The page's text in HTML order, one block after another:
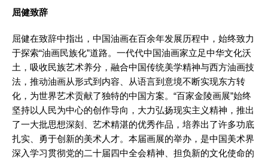
屈健致辞
屈健在致辞中指出，中国油画在百余年发展历程中，始终致力
于探索“油画民族化”道路。一代代中国油画家立足中华文化沃
土，吸收民族艺术养分，融合中国传统美学精神与西方油画技
法，推动油画从形式到内容、从语言到意境不断实现东方转
化，为世界艺术贡献了独特的中国方案。“百家金陵画展”始终
坚持以人民为中心的创作导向，大力弘扬现实主义精神，推出
了一大批思想深刻、艺术精湛的优秀作品，培养出了许多功底
扎实、勇于创新的美术人才。本届画展的举办，是中国美术界
深入学习贯彻党的二十届四中全会精神、担负新的文化使命的